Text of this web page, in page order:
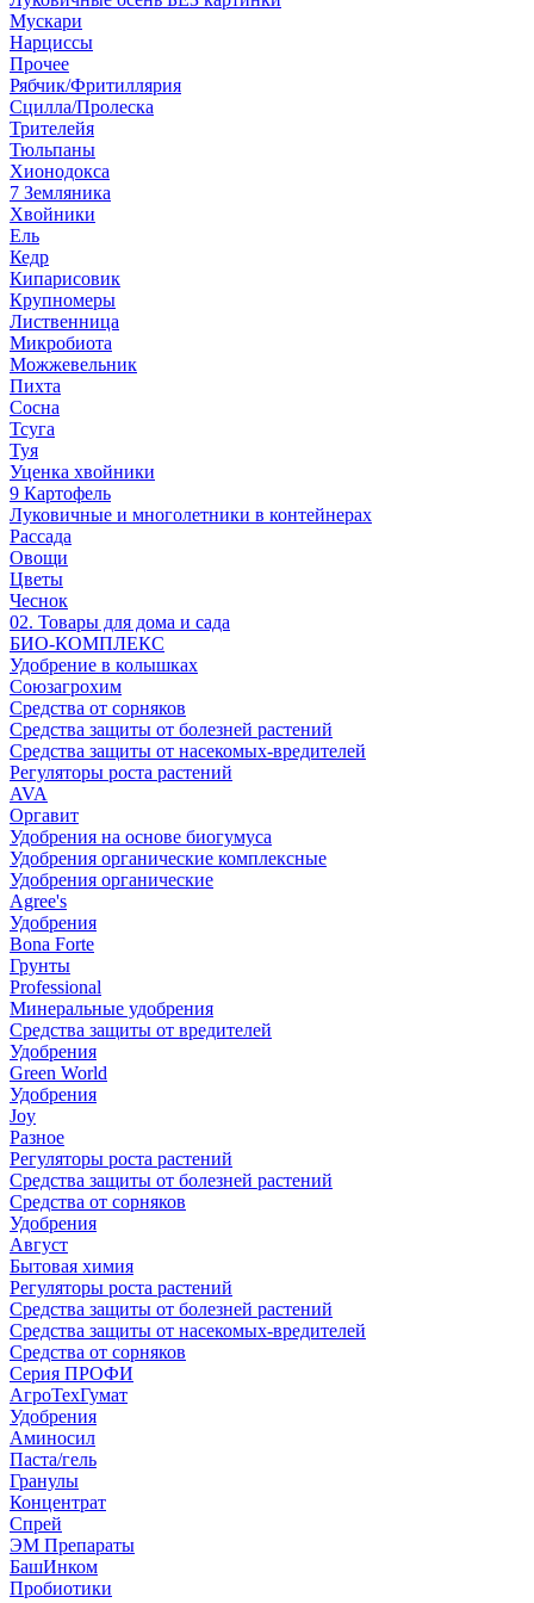
Мускари
Нарциссы
Прочее
Рябчик/Фритиллярия
Сцилла/Пролеска
Трителейя
Тюльпаны
Хионодокса
7 Земляника
Хвойники
Ель
Кедр
Кипарисовик
Крупномеры
Лиственница
Микробиота
Можжевельник
Пихта
Сосна
Тсуга
Туя
Уценка хвойники
9 Картофель
Луковичные и многолетники в контейнерах
Рассада
Овощи
Цветы
Чеснок
02. Товары для дома и сада
БИО-КОМПЛЕКС
Удобрение в колышках
Союзагрохим
Средства от сорняков
Средства защиты от болезней растений
Средства защиты от насекомых-вредителей
Регуляторы роста растений
AVA
Оргавит
Удобрения на основе биогумуса
Удобрения органические комплексные
Удобрения органические
Agree's
Удобрения
Bona Forte
Грунты
Professional
Минеральные удобрения
Средства защиты от вредителей
Удобрения
Green World
Удобрения
Joy
Разное
Регуляторы роста растений
Средства защиты от болезней растений
Средства от сорняков
Удобрения
Август
Бытовая химия
Регуляторы роста растений
Средства защиты от болезней растений
Средства защиты от насекомых-вредителей
Средства от сорняков
Серия ПРОФИ
АгроТехГумат
Удобрения
Аминосил
Паста/гель
Гранулы
Концентрат
Спрей
ЭМ Препараты
БашИнком
Пробиотики